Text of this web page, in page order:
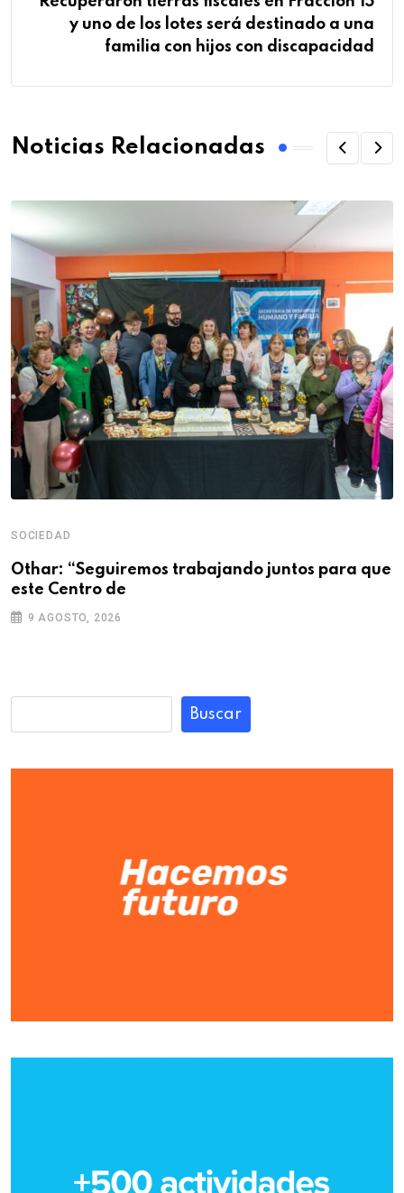
y uno de los lotes será destinado a una
familia con hijos con discapacidad
Noticias Relacionadas
SOCIEDAD
Othar: “Seguiremos trabajando juntos para que
este Centro de
9 AGOSTO, 2026
Buscar